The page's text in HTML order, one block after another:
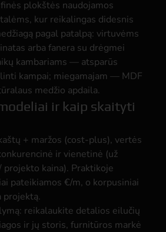
plokštės naudojamos
kur reikalingas didesnis
pagal patalpą: virtuvėms
arba fanera su drėgmei
kambariams — atsparūs
kampai; miegamajam — MDF
medžio apdaila.
ir kaip skaityti
+ maržos (cost-plus), vertės
ir vienetinė (už
projekto kaina). Praktikoje
pateikiamos €/m, o korpusiniai
reikalaukite detalios eilučių
ir jų storis, furnitūros markė